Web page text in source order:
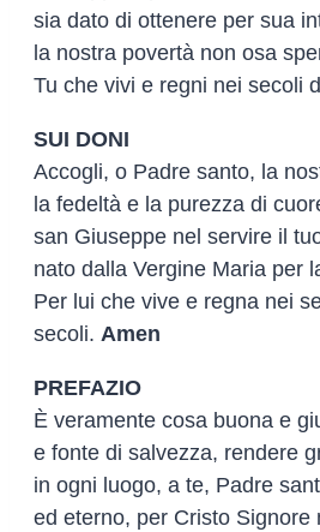
sia dato di ottenere per sua
la nostra povertà non osa
Tu che vivi e regni nei secoli
SUI DONI
Accogli, o Padre santo, la
la fedeltà e la purezza di
san Giuseppe nel servire il
nato dalla Vergine Maria per
Per lui che vive e regna nei
secoli. Amen
PREFAZIO
È veramente cosa buona e
e fonte di salvezza, rendere
in ogni luogo, a te, Padre
ed eterno, per Cristo Signore